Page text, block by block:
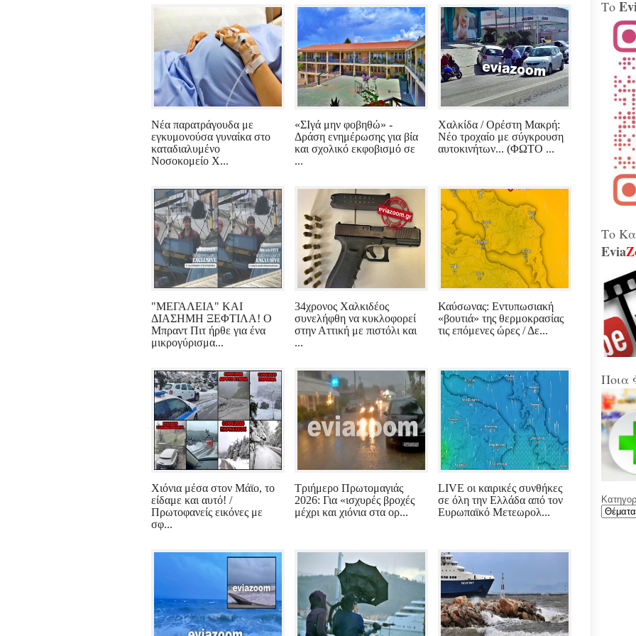
Νέα παρατράγουδα με
εγκυμονούσα γυναίκα στο
καταδιαλυμένο
Νοσοκομείο Χ...
«ΣΙγά μην φοβηθώ» -
Δράση ενημέρωσης για βία
και σχολικό εκφοβισμό σε
...
Χαλκίδα / Ορέστη Μακρή:
Νέο τροχαίο με σύγκρουση
αυτοκινήτων... (ΦΩΤΟ ...
"ΜΕΓΑΛΕΙΑ" ΚΑΙ
ΔΙΑΣΗΜΗ ΞΕΦΤΙΛΑ! Ο
Μπραντ Πιτ ήρθε για ένα
μικρογύρισμα...
34χρονος Χαλκιδέος
συνελήφθη να κυκλοφορεί
στην Αττική με πιστόλι και
...
Καύσωνας: Εντυπωσιακή
«βουτιά» της θερμοκρασίας
τις επόμενες ώρες / Δε...
Χιόνια μέσα στον Μάϊο, το
είδαμε και αυτό! /
Πρωτοφανείς εικόνες με
σφ...
Τριήμερο Πρωτομαγιάς
2026: Για «ισχυρές βροχές
μέχρι και χιόνια στα ορ...
LIVE οι καιρικές συνθήκες
σε όλη την Ελλάδα από τον
Ευρωπαϊκό Μετεωρολ...
240
Τα
το
Στα
την
Το
Το
Evia
Ποια